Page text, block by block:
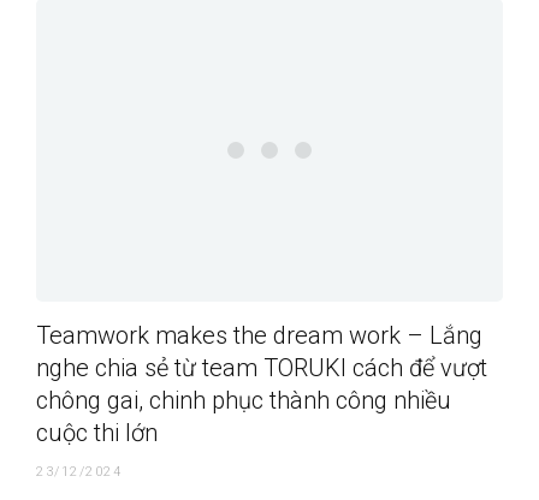
Teamwork makes the dream work – Lắng
nghe chia sẻ từ team TORUKI cách để vượt
chông gai, chinh phục thành công nhiều
cuộc thi lớn
23/12/2024